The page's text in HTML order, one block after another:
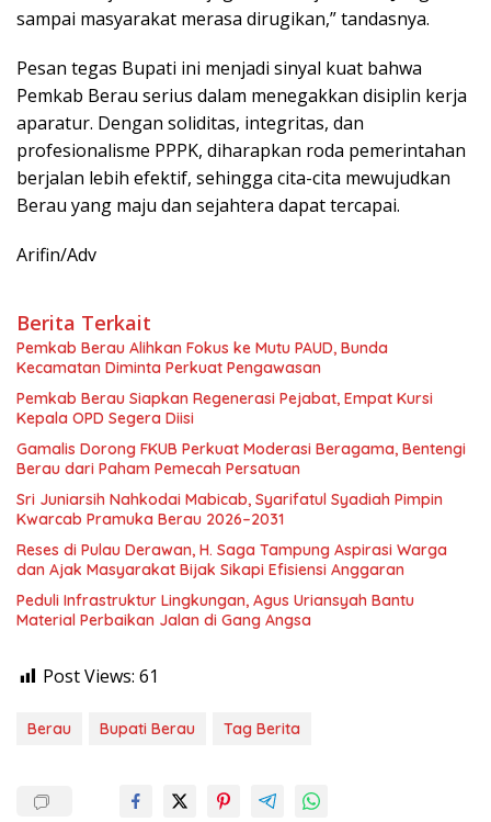
sampai masyarakat merasa dirugikan,” tandasnya.
Pesan tegas Bupati ini menjadi sinyal kuat bahwa
Pemkab Berau serius dalam menegakkan disiplin kerja
aparatur. Dengan soliditas, integritas, dan
profesionalisme PPPK, diharapkan roda pemerintahan
berjalan lebih efektif, sehingga cita-cita mewujudkan
Berau yang maju dan sejahtera dapat tercapai.
Arifin/Adv
Berita Terkait
Pemkab Berau Alihkan Fokus ke Mutu PAUD, Bunda
Kecamatan Diminta Perkuat Pengawasan
Pemkab Berau Siapkan Regenerasi Pejabat, Empat Kursi
Kepala OPD Segera Diisi
Gamalis Dorong FKUB Perkuat Moderasi Beragama, Bentengi
Berau dari Paham Pemecah Persatuan
Sri Juniarsih Nahkodai Mabicab, Syarifatul Syadiah Pimpin
Kwarcab Pramuka Berau 2026–2031
Reses di Pulau Derawan, H. Saga Tampung Aspirasi Warga
dan Ajak Masyarakat Bijak Sikapi Efisiensi Anggaran
Peduli Infrastruktur Lingkungan, Agus Uriansyah Bantu
Material Perbaikan Jalan di Gang Angsa
Post Views: 61
Berau Bupati Berau Tag Berita